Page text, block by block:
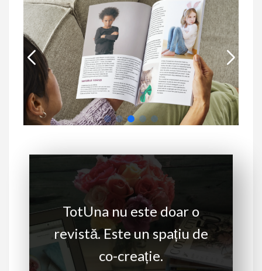
TotUna nu este doar o
revistă. Este un spațiu de
co-creație.